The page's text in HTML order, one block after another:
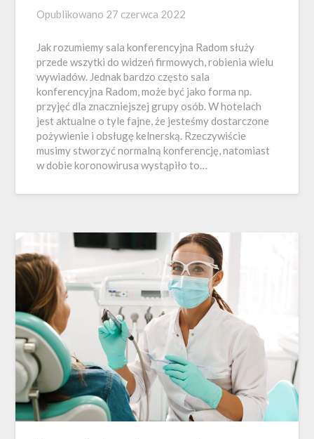
Opublikowano 27 czerwca 2022
Jak rozumiemy sala konferencyjna Radom służy
przede wszytki do widzeń firmowych, robienia wielu
wywiadów. Jednak bardzo często sala
konferencyjna Radom, może być jako forma np.
przyjęć dla znaczniejszej grupy osób. W hotelach
jest aktualne o tyle fajne, że jesteśmy dostarczone
pożywienie i obsługę kelnerską. Rzeczywiście
musimy stworzyć normalną konferencję, natomiast
w dobie koronowirusa wystąpiło to…